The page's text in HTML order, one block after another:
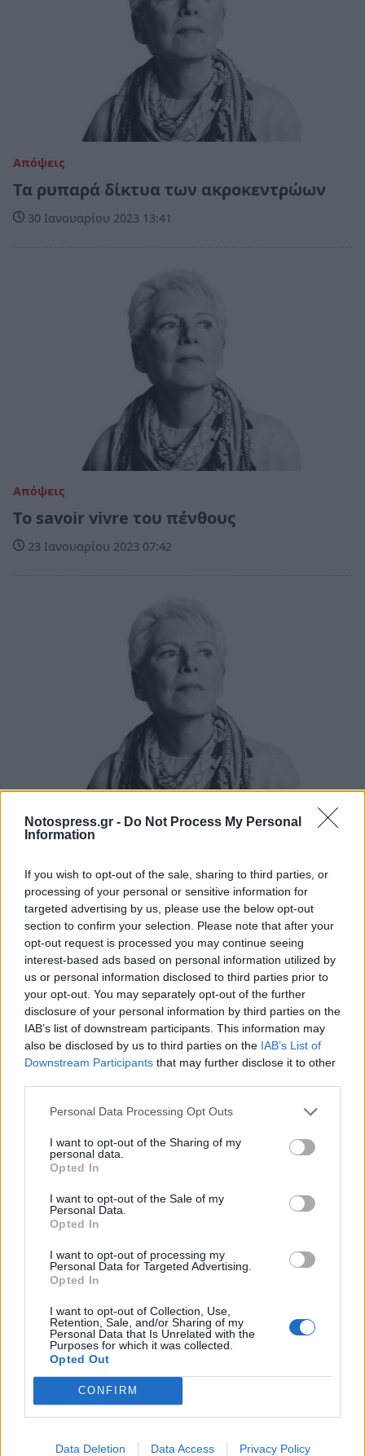
Notospress.gr - Do Not Process My Personal
Information
If you wish to opt-out of the sale, sharing to third parties, or
processing of your personal or sensitive information for
targeted advertising by us, please use the below opt-out
section to confirm your selection. Please note that after your
opt-out request is processed you may continue seeing
interest-based ads based on personal information utilized by
us or personal information disclosed to third parties prior to
your opt-out. You may separately opt-out of the further
disclosure of your personal information by third parties on the
IAB’s list of downstream participants. This information may
also be disclosed by us to third parties on the IAB’s List of
Downstream Participants that may further disclose it to other
Personal Data Processing Opt Outs
I want to opt-out of the Sharing of my
personal data.
Opted In
I want to opt-out of the Sale of my
Personal Data.
Opted In
I want to opt-out of processing my
Personal Data for Targeted Advertising.
Opted In
I want to opt-out of Collection, Use,
Retention, Sale, and/or Sharing of my
Personal Data that Is Unrelated with the
Purposes for which it was collected.
Opted Out
CONFIRM
Data Deletion Data Access Privacy Policy
Απόψεις
Τα ρυπαρά δίκτυα των ακροκεντρώων
30 Ιανουαρίου 2023 13:41
Απόψεις
Το savoir vivre του πένθους
23 Ιανουαρίου 2023 07:42
Απόψεις
Ο αδελφός του βασιλιά
14 Ιανουαρίου 2023 18:34
Απόψεις
Εμείς, στη Διεθνή Αμνηστία
03 Ιανουαρίου 2023 12:11